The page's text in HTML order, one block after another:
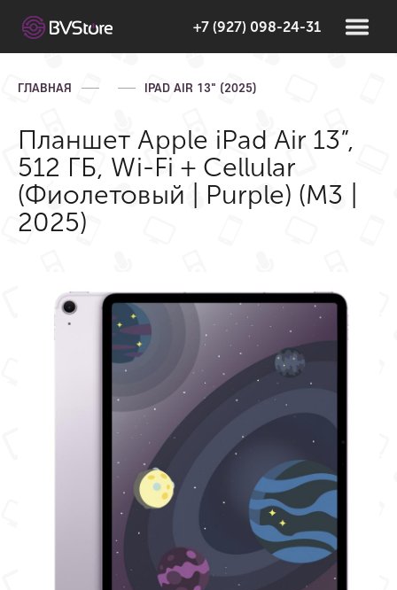
+7 (927) 098-24-31
ГЛАВНАЯ IPAD AIR 13" (2025)
Планшет Apple iPad Air 13”,
512 ГБ, Wi-Fi + Cellular
(Фиолетовый | Purple) (M3 |
2025)